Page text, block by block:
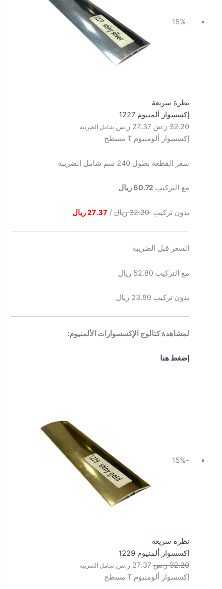
-15%
نظرة سريعة
إكسسوار ألمنيوم 1227
32.20 ر.س 27.37 ر.س شامل الضريبة
إكسسوار ألومنيوم T مسطح
سعر القطعة بطول 240 سم شامل الضريبة
مع التركيب60.72 ريال
بدون تركيب32.20 ريال / 27.37 ريال
السعر قبل الضريبة
مع التركيب 52.80 ريال
بدون تركيب 23.80 ريال
لمشاهدة كتالوج الإكسسوارات الألمنيوم:
إضغط هنا
-15%
نظرة سريعة
إكسسوار ألمنيوم 1229
32.20 ر.س 27.37 ر.س شامل الضريبة
إكسسوار ألومنيوم T مسطح